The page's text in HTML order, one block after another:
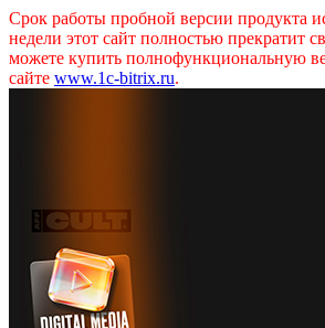
Срок работы пробной версии продукта
недели этот сайт полностью прекратит
можете купить полнофункциональную
сайте www.1c-bitrix.ru.